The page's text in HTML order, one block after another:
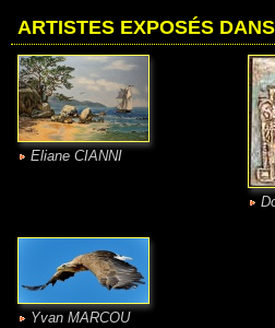
ARTISTES EXPOSÉS
Eliane CIANNI
Yvan MARCOU